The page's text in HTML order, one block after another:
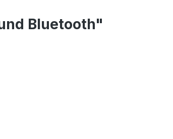
Bluetooth"